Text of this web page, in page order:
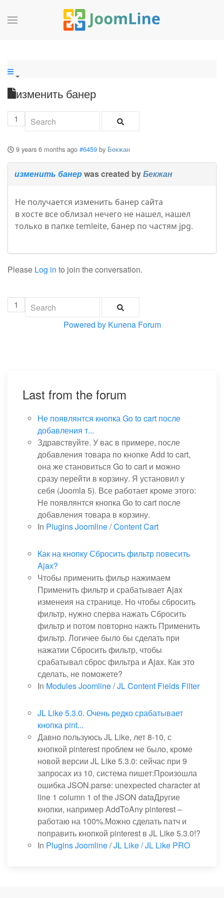
изменить банер
1
9 years 6 months ago #6459 by Бекжан
изменить банерwas created byБекжан
Не получается изменить банер сайта
в хосте все облизал нечего не нашел, нашел
только в папке temleite, банер по частям jpg.
Please Log in to join the conversation.
1
Powered by Kunena Forum
Last from the forum
Не появлянтся кнопка Go to cart после
добавления т...
Здравствуйте. У вас в примере, после
добавления товара по кнопке Add to cart,
она же становиться Go to cart и можно
сразу перейти в корзину. Я установил у
себя (Joomla 5). Все работает кроме этого:
Не появлянтся кнопка Go to cart после
добавления товара в корзину.
In Plugins Joomline/Content Cart
Как на кнопку Сбросить фильтр повесить
Ajax?
Чтобы применить фильр нажимаем
Применить фильтр и срабатывает Ajax
изменеия на странице. Но чтобы сбросить
фильтр, нужно сперва нажать Сбросить
фильтр и потом повторно нажть Применить
фильтр. Логичее было бы сделать при
нажатии Сбросить фильтр, чтобы
срабатывал сброс фильтра и Ajax. Как это
сделать, не поможете?
In Modules Joomline/JL Content Fields Filter
JL Like 5.3.0. Очень редко срабатывает
кнопка pint...
Давно пользуюсь JL Like, лет 8-10, с
кнопкой pinterest проблем не было, кроме
новой версии JL Like 5.3.0: сейчас при 9
запросах из 10, система пишет:Произошла
ошибка JSON.parse: unexpected character at
line 1 column 1 of the JSON dataДругие
кнопки, например AddToAny pinterest –
работаю на 100%.Можно сделать патч и
поправить кнопкой pinterest в JL Like 5.3.0!?
In Plugins Joomline/JL Like / JL Like PRO